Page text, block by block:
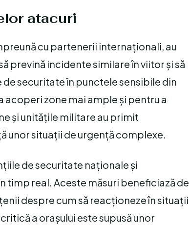
atacuri
cu partenerii internaționali, au
prevină incidente similare în viitor și să
securitate în punctele sensibile din
acoperi zone mai ample și pentru a
și unitățile militare au primit
unor situații de urgență complexe.
de securitate naționale și
real. Aceste măsuri beneficiază de
despre cum să reacționeze în situații
a orașului este supusă unor